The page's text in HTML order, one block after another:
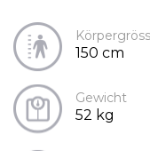
150 cm
Gewicht
52 kg